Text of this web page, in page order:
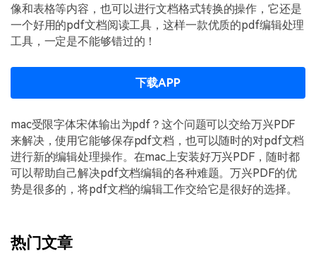
像和表格等内容，也可以进行文档格式转换的操作，它还是
一个好用的pdf文档阅读工具，这样一款优质的pdf编辑处理
工具，一定是不能够错过的！
下载APP
mac受限字体宋体输出为pdf？这个问题可以交给万兴PDF
来解决，使用它能够保存pdf文档，也可以随时的对pdf文档
进行新的编辑处理操作。在mac上安装好万兴PDF，随时都
可以帮助自己解决pdf文档编辑的各种难题。万兴PDF的优
势是很多的，将pdf文档的编辑工作交给它是很好的选择。
热门文章